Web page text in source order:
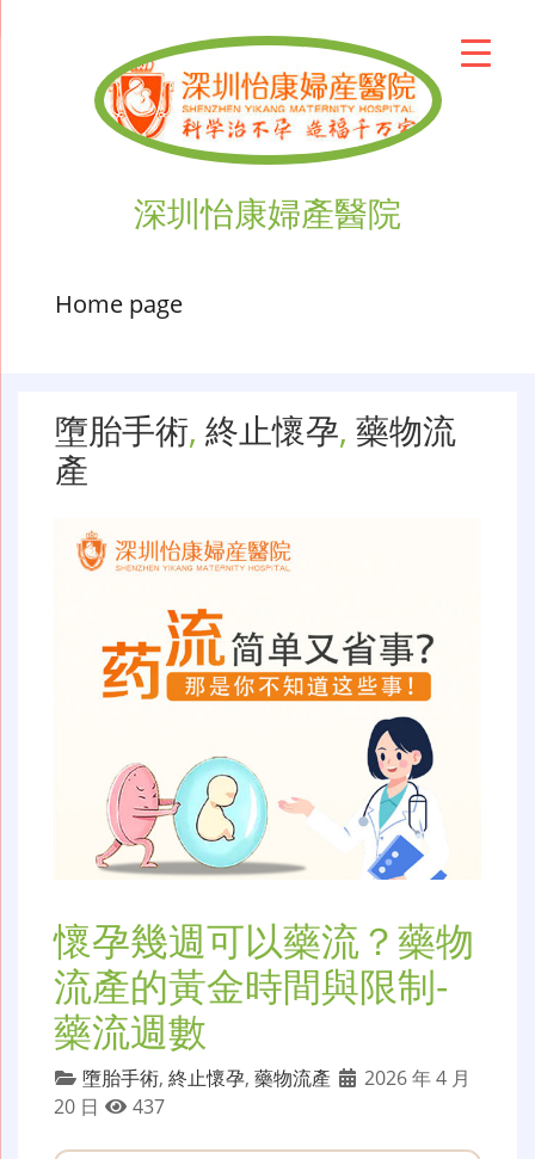
深圳怡康婦產醫院
Home page
墮胎手術, 終止懷孕, 藥物流
產
懷孕幾週可以藥流？藥物
流產的黃金時間與限制-
藥流週數
墮胎手術, 終止懷孕, 藥物流產
2026 年 4 月
20 日
437